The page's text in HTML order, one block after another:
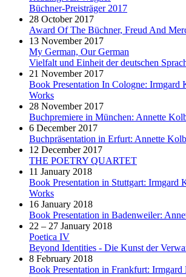
Büchner-Preisträger 2017
28 October 2017
Award Of The Büchner, Freud And
13 November 2017
My German, Our German
Vielfalt und Einheit der deutschen
21 November 2017
Book Presentation In Cologne: Irmgard
Works
28 November 2017
Buchpremiere in München: Annette
6 December 2017
Buchpräsentation in Erfurt: Annette
12 December 2017
THE POETRY QUARTET
11 January 2018
Book Presentation in Stuttgart: Irmgard
Works
16 January 2018
Book Presentation in Badenweiler:
22 – 27 January 2018
Poetica IV
Beyond Identities - Die Kunst der
8 February 2018
Book Presentation in Frankfurt: Irmgard